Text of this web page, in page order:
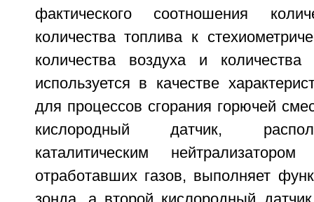
фактического соотношения
количества топлива к
количества воздуха и
используется в качестве
для процессов сгорания горючей
кислородный датчик,
каталитическим
отработавших газов, выполняет